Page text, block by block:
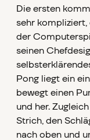
Die ersten
sehr
der
seinen
Pong liegt ein
bewegt einen
und her.
Strich, den
nach oben und